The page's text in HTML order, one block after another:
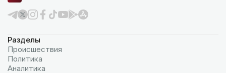
Разделы
Происшествия
Политика
Аналитика